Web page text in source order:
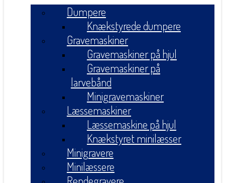
Dumpere
Knækstyrede dumpere
Gravemaskiner
Gravemaskiner på hjul
Gravemaskiner på
larvebånd
Minigravemaskiner
Læssemaskiner
Læssemaskine på hjul
Knækstyret minilæsser
Minigravere
Minilæssere